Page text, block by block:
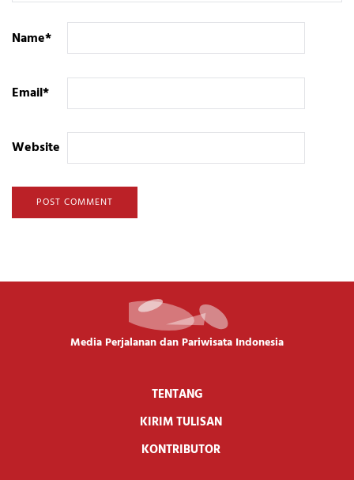
Name*
Email*
Website
Media Perjalanan dan Pariwisata Indonesia
TENTANG
KIRIM TULISAN
KONTRIBUTOR